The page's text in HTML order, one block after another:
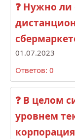
❓ Нужно
01.07.2023
Ответов: 0
❓ В целом
уровнем